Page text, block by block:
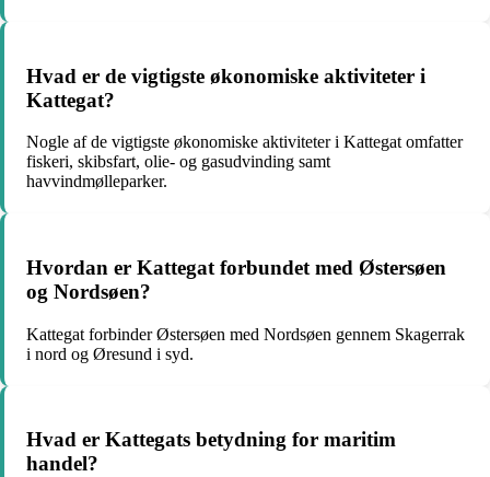
Hvad er de vigtigste økonomiske aktiviteter i
Kattegat?
Nogle af de vigtigste økonomiske aktiviteter i Kattegat omfatter
fiskeri, skibsfart, olie- og gasudvinding samt
havvindmølleparker.
Hvordan er Kattegat forbundet med Østersøen
og Nordsøen?
Kattegat forbinder Østersøen med Nordsøen gennem Skagerrak
i nord og Øresund i syd.
Hvad er Kattegats betydning for maritim
handel?